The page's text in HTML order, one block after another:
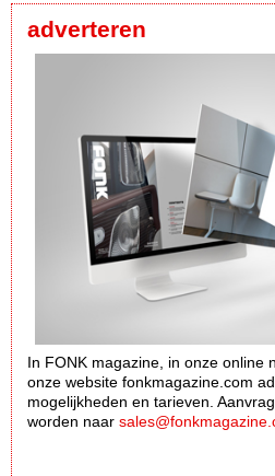
adverteren
In FONK magazine, in onze online
onze website fonkmagazine.com
mogelijkheden en tarieven.
worden naar